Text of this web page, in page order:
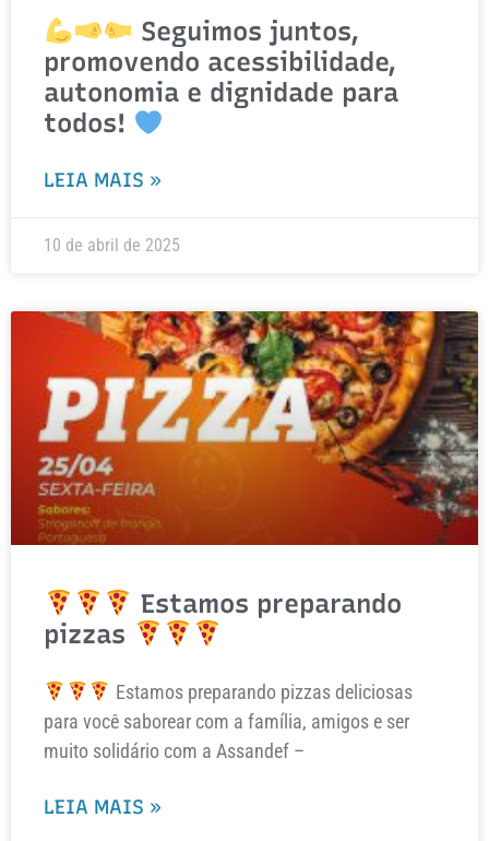
Seguimos juntos,
promovendo acessibilidade,
autonomia e dignidade para
todos!
LEIA MAIS »
10 de abril de 2025
Estamos preparando
pizzas
Estamos preparando pizzas deliciosas
para você saborear com a família, amigos e ser
muito solidário com a Assandef –
LEIA MAIS »